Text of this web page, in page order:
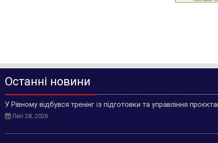
Останні новини
У Рівному відбувся тренінг із підготовки та управління
Лип 28, 2026